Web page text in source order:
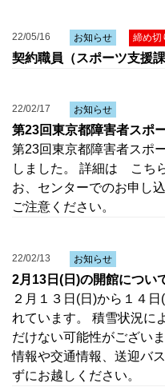
22/05/16 お知らせ 締め切
契約職員（スポーツ支援
22/02/17 お知らせ
第23回東京都障害者スポ
第23回東京都障害者スポ
しました。 詳細は こち
お、センターでのお申し
ご注意ください。
22/02/13 お知らせ
2月13日(日)の開館につい
２月１３日(日)から１４
れています。 積雪状況に
だけない可能性がござい
情報や交通情報、送迎バ
ずにお越しください。